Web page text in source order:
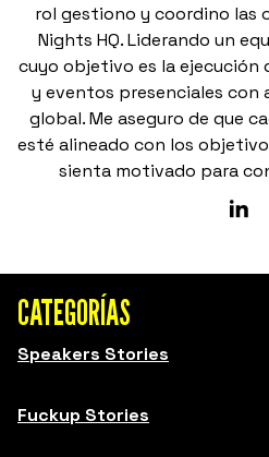
rol gestiono y coordino las
Nights HQ. Liderando un
cuyo objetivo es la
y eventos presenciales con
global. Me aseguro de que
esté alineado con los
sienta motivado para
CATEGORÍAS
Speakers Stories
Fuckup Stories